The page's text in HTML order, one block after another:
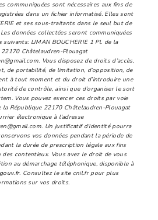
communiquées sont nécessaires aux fins de
dans un fichier informatisé. Elles sont
et ses sous-traitants dans le seul but de
données collectées seront communiquées
suivants: LIMAN BOUCHERIE 1 Pl. de la
Châtelaudren-Plouagat
Vous disposez de droits d’accès,
de portabilité, de limitation, d’opposition, de
à tout moment et du droit d’introduire une
de contrôle, ainsi que d’organiser le sort
Vous pouvez exercer ces droits par voie
la République 22170 Châtelaudren-Plouagat
électronique à l'adresse
Un justificatif d'identité pourra
vos données pendant la période de
la durée de prescription légale aux fins
contentieux. Vous avez le droit de vous
au démarchage téléphonique, disponible à
. Consultez le site cnil.fr pour plus
sur vos droits.